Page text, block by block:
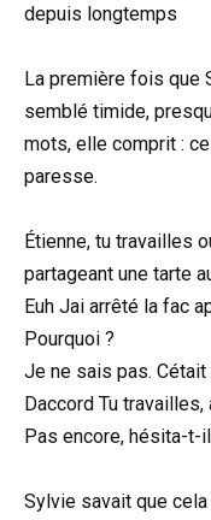
depuis longtemps
La première fois que
semblé timide,
mots, elle comprit :
paresse.
Étienne, tu travailles
partageant une tarte
Euh Jai arrêté la fac
Pourquoi ?
Je ne sais pas.
Daccord Tu travailles,
Pas encore, hésita-t-
Sylvie savait que